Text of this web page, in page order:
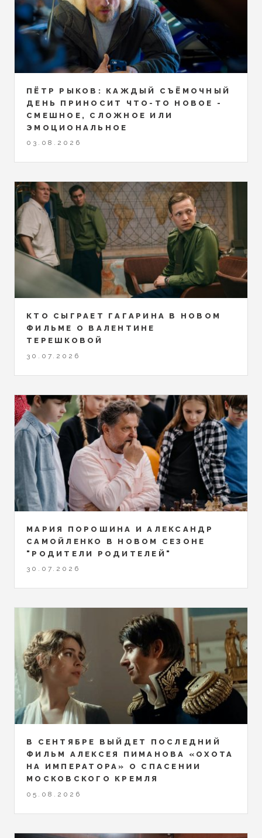
ПЁТР РЫКОВ: КАЖДЫЙ СЪЁМОЧНЫЙ
ДЕНЬ ПРИНОСИТ ЧТО-ТО НОВОЕ -
СМЕШНОЕ, СЛОЖНОЕ ИЛИ
ЭМОЦИОНАЛЬНОЕ
03.08.2026
КТО СЫГРАЕТ ГАГАРИНА В НОВОМ
ФИЛЬМЕ О ВАЛЕНТИНЕ
ТЕРЕШКОВОЙ
30.07.2026
МАРИЯ ПОРОШИНА И АЛЕКСАНДР
САМОЙЛЕНКО В НОВОМ СЕЗОНЕ
"РОДИТЕЛИ РОДИТЕЛЕЙ"
30.07.2026
В СЕНТЯБРЕ ВЫЙДЕТ ПОСЛЕДНИЙ
ФИЛЬМ АЛЕКСЕЯ ПИМАНОВА «ОХОТА
НА ИМПЕРАТОРА» О СПАСЕНИИ
МОСКОВСКОГО КРЕМЛЯ
05.08.2026